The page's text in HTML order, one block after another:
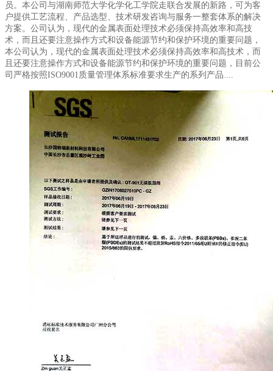
员。本公司与湖南师范大学化学化工学院走联合发展的新路，可为客
户提供工艺流程、产品选型、技术研发咨询与服务一整套体系的解决
方案。公司认为，现代的金属表面处理技术必须保持高效率和高技
术，而且还要注意操作方式和设备能源节约和保护环境的重要问题，
本公司认为，现代的金属表面处理技术必须保持高效率和高技术，而
且还要注意操作方式和设备能源节约和保护环境的重要问题，目前公
司严格按照ISO9001质量管理体系标准要求生产的系列产品....